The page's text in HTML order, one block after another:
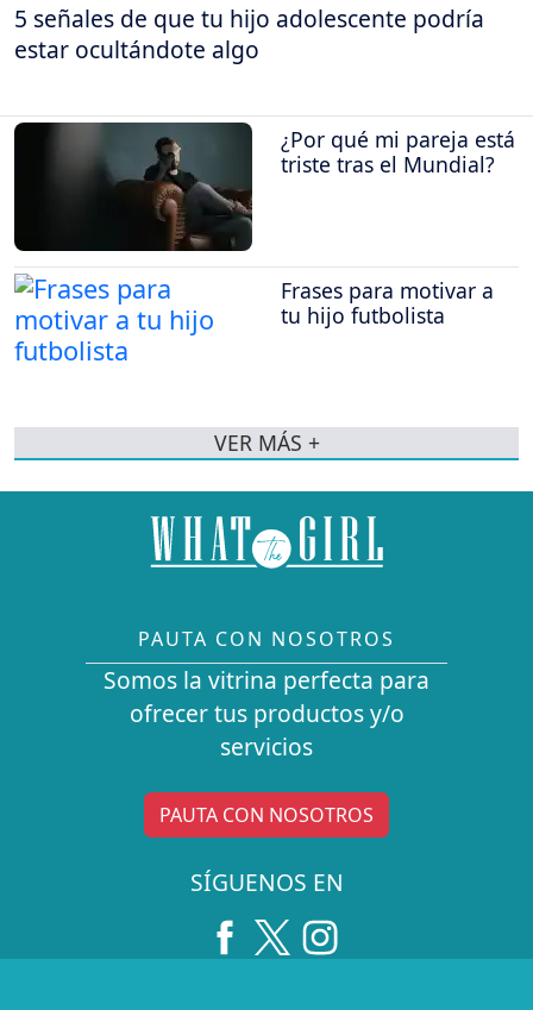
5 señales de que tu hijo adolescente podría
estar ocultándote algo
¿Por qué mi pareja está
triste tras el Mundial?
Frases para motivar a
tu hijo futbolista
VER MÁS +
PAUTA CON NOSOTROS
Somos la vitrina perfecta para
ofrecer tus productos y/o
servicios
PAUTA CON NOSOTROS
SÍGUENOS EN